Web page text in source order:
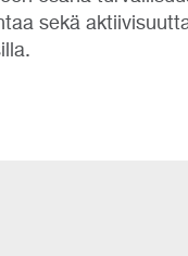
sekä